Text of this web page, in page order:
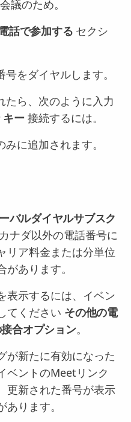
議のため。
話で参加する セクシ
をダイヤルします。
たら、次のように入力
ー接続するには。
に追加されます。
バルダイヤルサブスク
ナダ以外の電話番号に
リア料金または分単位
あります。
表示するには、イベン
てください その他の電
合オプション。
が新たに有効になった
ベントのMeetリンク
更新された番号が表示
ります。